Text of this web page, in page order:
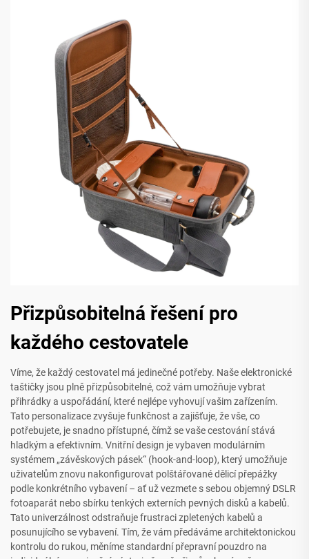
Přizpůsobitelná řešení pro
každého cestovatele
Víme, že každý cestovatel má jedinečné potřeby. Naše elektronické
taštičky jsou plně přizpůsobitelné, což vám umožňuje vybrat
přihrádky a uspořádání, které nejlépe vyhovují vašim zařízením.
Tato personalizace zvyšuje funkčnost a zajišťuje, že vše, co
potřebujete, je snadno přístupné, čímž se vaše cestování stává
hladkým a efektivním. Vnitřní design je vybaven modulárním
systémem „závěskových pásek“ (hook-and-loop), který umožňuje
uživatelům znovu nakonfigurovat polštářované dělicí přepážky
podle konkrétního vybavení – ať už vezmete s sebou objemný DSLR
fotoaparát nebo sbírku tenkých externích pevných disků a kabelů.
Tato univerzálnost odstraňuje frustraci zpletených kabelů a
posunujícího se vybavení. Tím, že vám předáváme architektonickou
kontrolu do rukou, měníme standardní přepravní pouzdro na